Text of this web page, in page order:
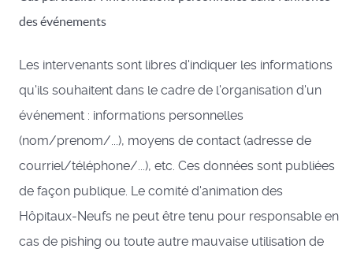
des événements
Les intervenants sont libres d'indiquer les informations
qu'ils souhaitent dans le cadre de l'organisation d'un
événement : informations personnelles
(nom/prenom/...), moyens de contact (adresse de
courriel/téléphone/...), etc. Ces données sont publiées
de façon publique. Le comité d'animation des
Hôpitaux-Neufs ne peut être tenu pour responsable en
cas de pishing ou toute autre mauvaise utilisation de